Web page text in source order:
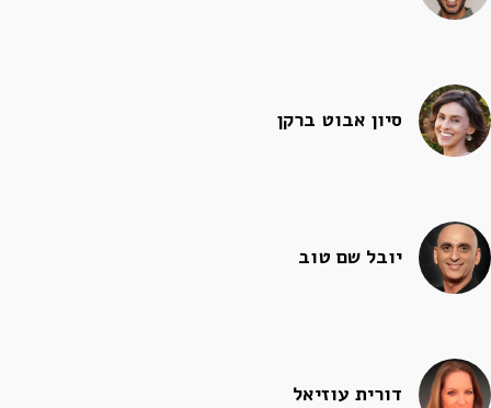
סיון אבוט ברקן
יובל שם טוב
דורית עוזיאל